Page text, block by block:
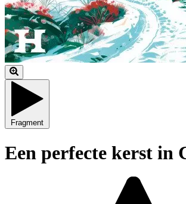
Fragment
Een perfecte kerst in